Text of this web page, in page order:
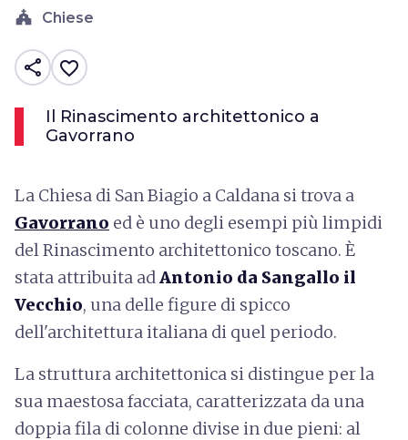
church Chiese
share favorite_border
Il Rinascimento architettonico a
Gavorrano
La Chiesa di San Biagio a Caldana si trova a
Gavorrano ed è uno degli esempi più limpidi
del Rinascimento architettonico toscano. È
stata attribuita adAntonio da Sangallo il
Vecchio, una delle figure di spicco
dell'architettura italiana di quel periodo.
La struttura architettonica si distingue per la
sua maestosa facciata, caratterizzata da una
doppia fila di colonne divise in due pieni: al